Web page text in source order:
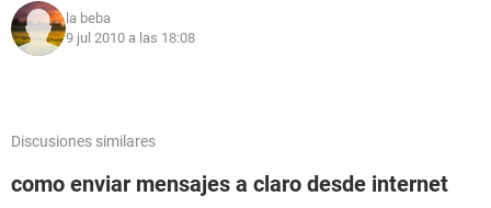
la beba
9 jul 2010 a las 18:08
Discusiones similares
como enviar mensajes a claro desde internet